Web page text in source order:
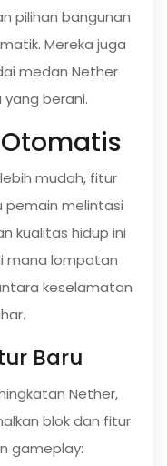
pilihan bangunan
Mereka juga
medan Nether
berani.
mudah, fitur
melintasi
kualitas hidup ini
mana lompatan
keselamatan
Baru
Nether,
blok dan fitur
gameplay: